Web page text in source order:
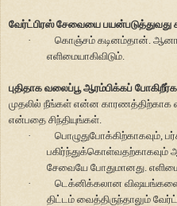
வேர்ட்பிரஸ் சேவையை பயன்படுத்துவது
·
கொஞ்சம் கடினம்தான்.
எளிமையாகிவிடும்.
புதிதாக வலைப்பூ ஆரம்பிக்கப்
முதலில் நீங்கள் என்ன காரணத்திற்காக
என்பதை சிந்தியுங்கள்.
·
பொழுதுபோக்கிற்காகவும்,
பகிர்ந்துக்கொள்வதற்காகவும்
சேவையே போதுமானது.
·
டெக்னிக்கலான விஷயங்களை
திட்டம் வைத்திருந்தாலும்